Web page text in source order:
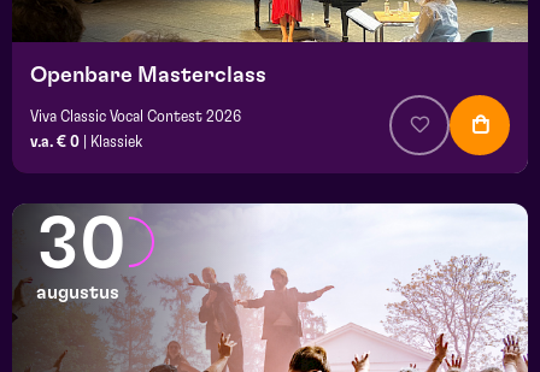
Openbare Masterclass
Viva Classic Vocal Contest 2026
v.a. € 0
Klassiek
30
augustus